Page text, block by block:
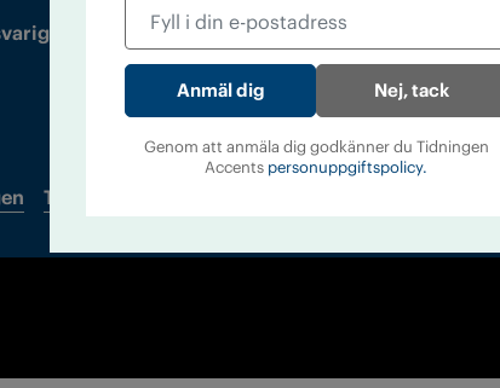
utgivare: Barbro Janson Lundkvist,
Tidningsarkiv
Nej, tack
Genom att anmäla dig godkänner du Tidningen
Accents personuppgiftspolicy.